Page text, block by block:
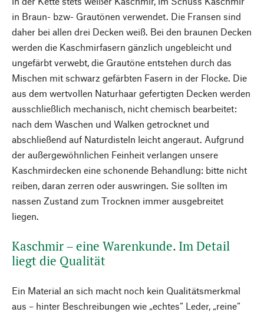
in Braun- bzw- Grautönen verwendet. Die Fransen sind
daher bei allen drei Decken weiß. Bei den braunen Decken
werden die Kaschmirfasern gänzlich ungebleicht und
ungefärbt verwebt, die Grautöne entstehen durch das
Mischen mit schwarz gefärbten Fasern in der Flocke. Die
aus dem wertvollen Naturhaar gefertigten Decken werden
ausschließlich mechanisch, nicht chemisch bearbeitet:
nach dem Waschen und Walken getrocknet und
abschließend auf Naturdisteln leicht angeraut. Aufgrund
der außergewöhnlichen Feinheit verlangen unsere
Kaschmirdecken eine schonende Behandlung: bitte nicht
reiben, daran zerren oder auswringen. Sie sollten im
nassen Zustand zum Trocknen immer ausgebreitet
liegen.
Kaschmir – eine Warenkunde. Im Detail
liegt die Qualität
Ein Material an sich macht noch kein Qualitätsmerkmal
aus – hinter Beschreibungen wie „echtes“ Leder, „reine“